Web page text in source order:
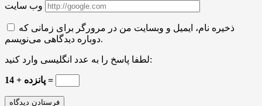
وب سایت
ذخیره نام، ایمیل و وبسایت من در مرورگر برای زمانی که
دوباره دیدگاهی می‌نویسم.
لطفا پاسخ را به عدد انگلیسی وارد کنید:
14 + پانزده =